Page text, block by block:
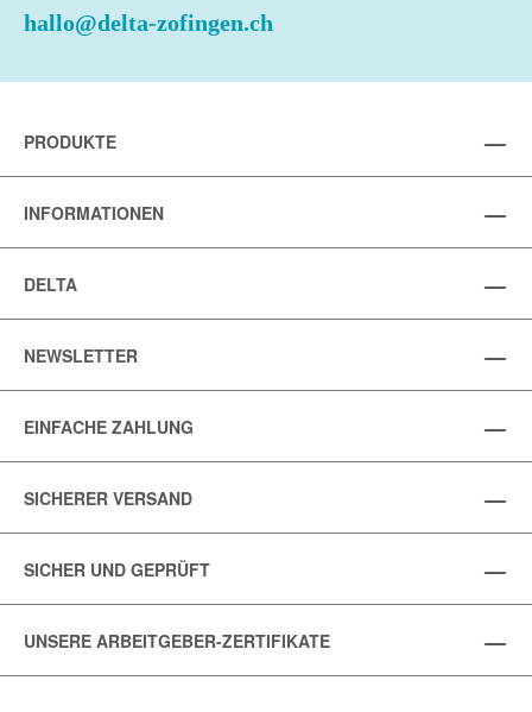
hallo@delta-zofingen.ch
PRODUKTE
INFORMATIONEN
DELTA
NEWSLETTER
EINFACHE ZAHLUNG
SICHERER VERSAND
SICHER UND GEPRÜFT
UNSERE ARBEITGEBER-ZERTIFIKATE